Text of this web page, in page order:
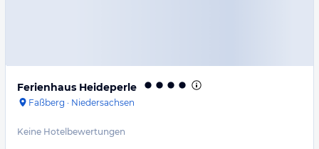
Ferienhaus Heideperle
Faßberg · Niedersachsen
Keine Hotelbewertungen